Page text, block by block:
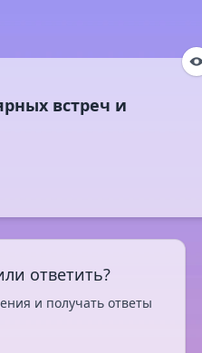
встреч и
ответить?
и получать ответы